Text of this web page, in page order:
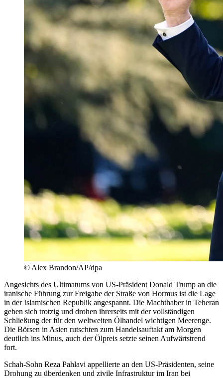
© Alex Brandon/AP/dpa
Angesichts des Ultimatums von US-Präsident Donald Trump an die
iranische Führung zur Freigabe der Straße von Hormus ist die Lage
in der Islamischen Republik angespannt. Die Machthaber in Teheran
geben sich trotzig und drohen ihrerseits mit der vollständigen
Schließung der für den weltweiten Ölhandel wichtigen Meerenge.
Die Börsen in Asien rutschten zum Handelsauftakt am Morgen
deutlich ins Minus, auch der Ölpreis setzte seinen Aufwärtstrend
fort.
Schah-Sohn Reza Pahlavi appellierte an den US-Präsidenten, seine
Drohung zu überdenken und zivile Infrastruktur im Iran bei